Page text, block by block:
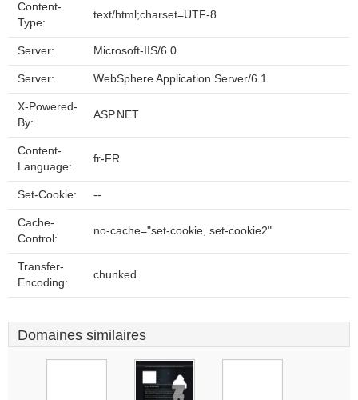
Content-
Type:
text/html;charset=UTF-8
Server: Microsoft-IIS/6.0
Server: WebSphere Application Server/6.1
X-Powered-
By:
ASP.NET
Content-
Language:
fr-FR
Set-Cookie: --
Cache-
Control:
no-cache="set-cookie, set-cookie2"
Transfer-
Encoding:
chunked
Domaines similaires